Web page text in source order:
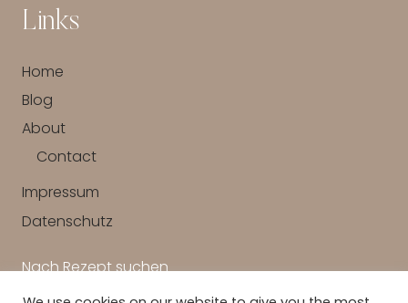
Links
Home
Blog
About
Contact
Impressum
Datenschutz
Nach Rezept suchen